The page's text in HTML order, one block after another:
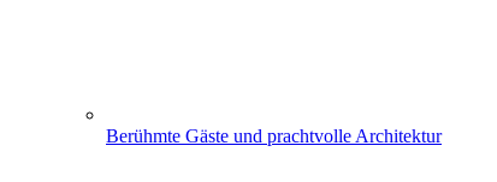
Berühmte Gäste und prachtvolle Architektur